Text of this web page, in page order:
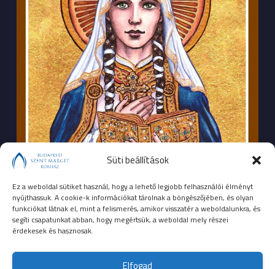
Süti beállítások
Ez a weboldal sütiket használ, hogy a lehető legjobb felhasználói élményt
nyújthassuk. A cookie-k információkat tárolnak a böngészőjében, és olyan
funkciókat látnak el, mint a felismerés, amikor visszatér a weboldalunkra, és
segíti csapatunkat abban, hogy megértsük, a weboldal mely részei
érdekesek és hasznosak.
Elfogad
SEGÉLYHÍVÓSZÁMOK